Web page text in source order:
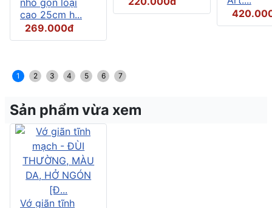
cao 25cm h...
269.000đ
1 2 3 4 5 6 7
Sản phẩm vừa xem
Vớ giãn tĩnh